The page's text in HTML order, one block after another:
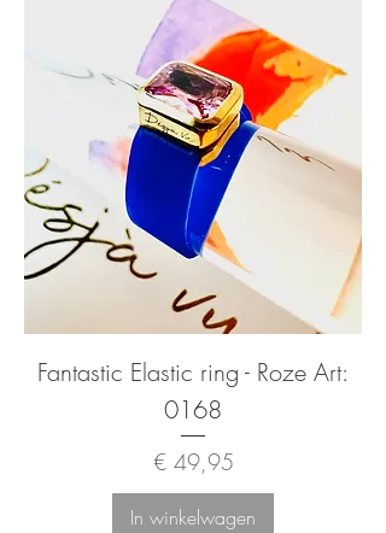
Fantastic Elastic ring - Roze Art:
0168
Prijs
€ 49,95
In winkelwagen